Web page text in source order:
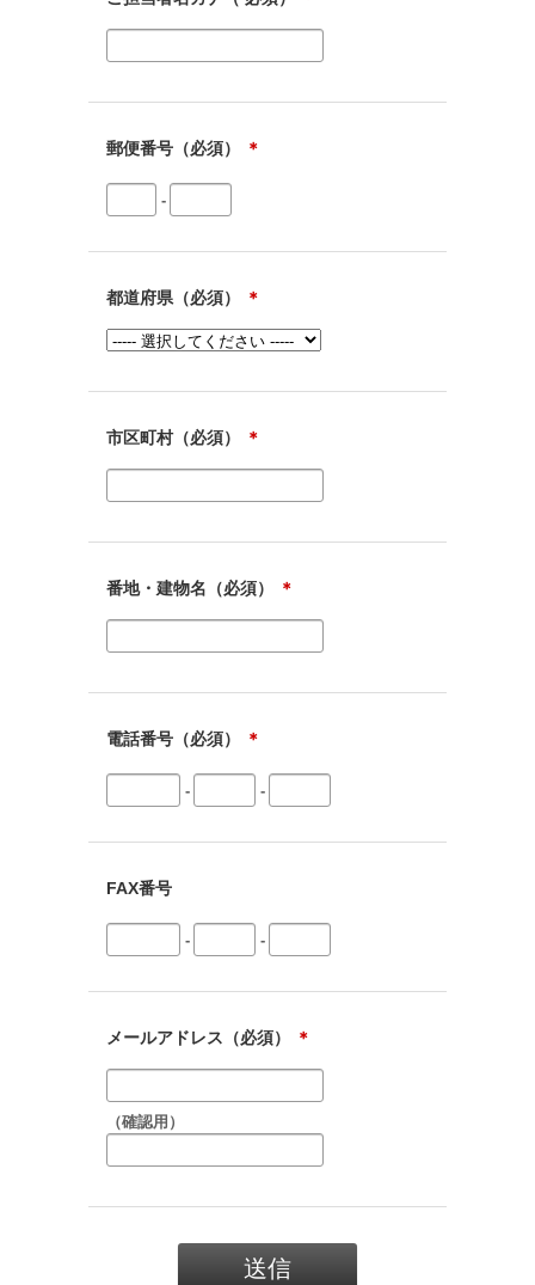
郵便番号（必須） ＊
-
都道府県（必須） ＊
市区町村（必須） ＊
番地・建物名（必須） ＊
電話番号（必須） ＊
- -
FAX番号
- -
メールアドレス（必須） ＊
（確認用）